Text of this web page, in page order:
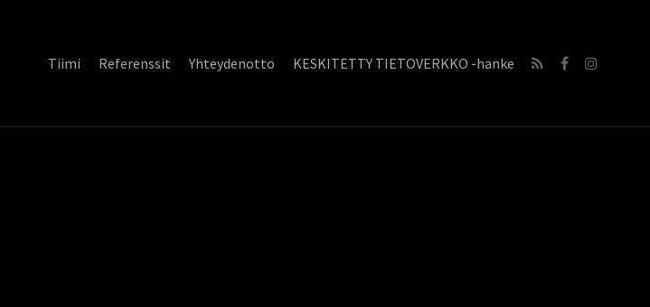
Tiimi Referenssit Yhteydenotto KESKITETTY TIETOVERKKO -hanke